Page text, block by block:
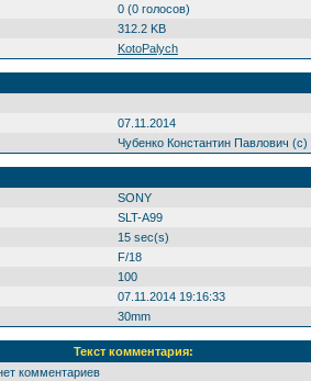
0 (0 голосов)
312.2 KB
KotoPalych
07.11.2014
Чубенко Константин Павлович (с)
SONY
SLT-A99
15 sec(s)
F/18
100
07.11.2014 19:16:33
30mm
Текст комментария:
комментариев